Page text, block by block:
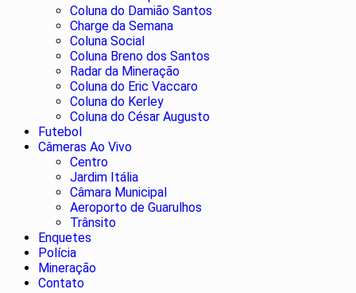
Coluna do Damião Santos
Charge da Semana
Coluna Social
Coluna Breno dos Santos
Radar da Mineração
Coluna do Eric Vaccaro
Coluna do Kerley
Coluna do César Augusto
Futebol
Câmeras Ao Vivo
Centro
Jardim Itália
Câmara Municipal
Aeroporto de Guarulhos
Trânsito
Enquetes
Polícia
Mineração
Contato